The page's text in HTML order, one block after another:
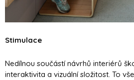
Stimulace
Nedílnou součástí návrhů interiérů
interaktivita a vizuální složitost. To